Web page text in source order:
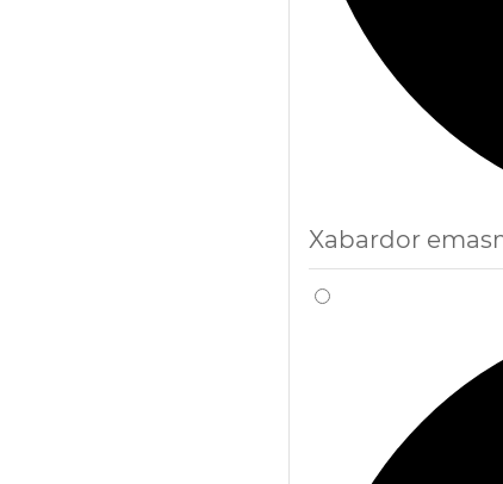
Xabardor